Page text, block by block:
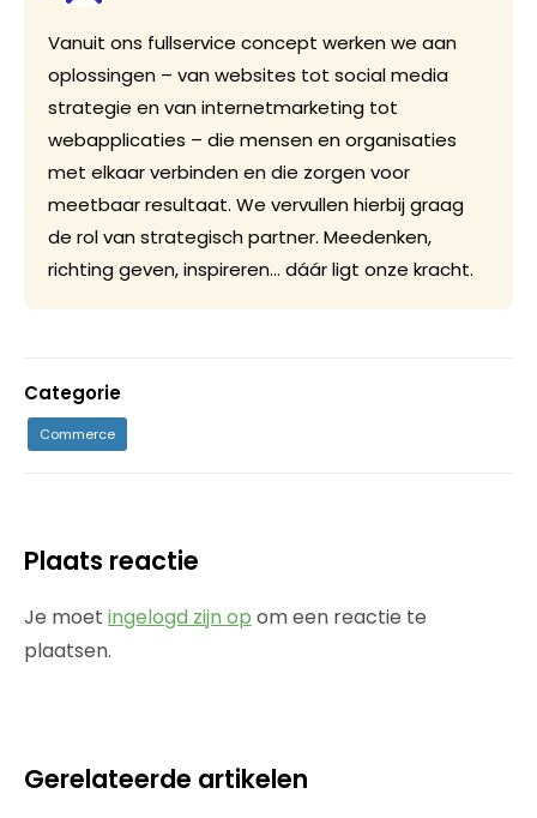
Vanuit ons fullservice concept werken we aan
oplossingen – van websites tot social media
strategie en van internetmarketing tot
webapplicaties – die mensen en organisaties
met elkaar verbinden en die zorgen voor
meetbaar resultaat. We vervullen hierbij graag
de rol van strategisch partner. Meedenken,
richting geven, inspireren… dáár ligt onze kracht.
Categorie
Commerce
Plaats reactie
Je moet ingelogd zijn op om een reactie te
plaatsen.
Gerelateerde artikelen